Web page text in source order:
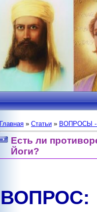
Главная » Статьи » ВОПРОСЫ
Есть ли
Йоги?
ВОПРОС: